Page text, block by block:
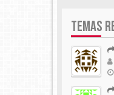
TEMAS